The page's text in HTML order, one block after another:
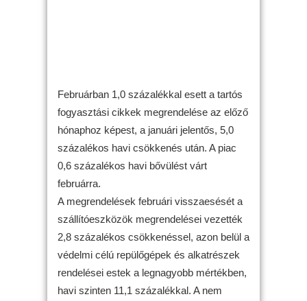
Februárban 1,0 százalékkal esett a tartós
fogyasztási cikkek megrendelése az előző
hónaphoz képest, a januári jelentős, 5,0
százalékos havi csökkenés után. A piac
0,6 százalékos havi bővülést várt
februárra.
A megrendelések februári visszaesését a
szállítóeszközök megrendelései vezették
2,8 százalékos csökkenéssel, azon belül a
védelmi célú repülőgépek és alkatrészek
rendelései estek a legnagyobb mértékben,
havi szinten 11,1 százalékkal. A nem